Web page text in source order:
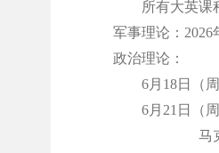
所有大英课
军事理论：2026
政治理论：
6月18日（
6月21日（
马